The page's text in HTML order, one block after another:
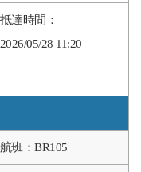
2026/05/28 11:20
BR105